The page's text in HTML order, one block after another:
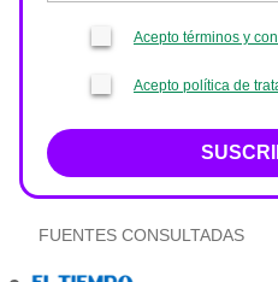
Acepto términos y
Acepto política de
FUENTES CONSULTADAS